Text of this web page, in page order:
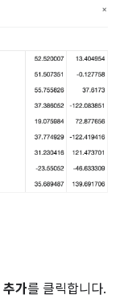
추가를 클릭합니다.